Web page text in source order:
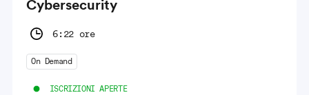
Cybersecurity
6:22 ore
On Demand
ISCRIZIONI APERTE